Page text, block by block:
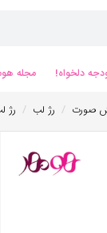
دلخواه! مجله
صورت / رژ لب / رژ